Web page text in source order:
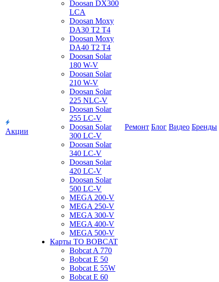
Акции
Doosan DX300
LCA
Doosan Moxy
DA30 T2 T4
Doosan Moxy
DA40 T2 T4
Doosan Solar
180 W-V
Doosan Solar
210 W-V
Doosan Solar
225 NLC-V
Doosan Solar
255 LC-V
Doosan Solar
300 LC-V
Doosan Solar
340 LC-V
Doosan Solar
420 LC-V
Doosan Solar
500 LC-V
MEGA 200-V
MEGA 250-V
MEGA 300-V
MEGA 400-V
MEGA 500-V
Карты ТО BOBCAT
Bobcat A 770
Bobcat E 50
Bobcat E 55W
Bobcat E 60
Ремонт Блог Видео Бренды